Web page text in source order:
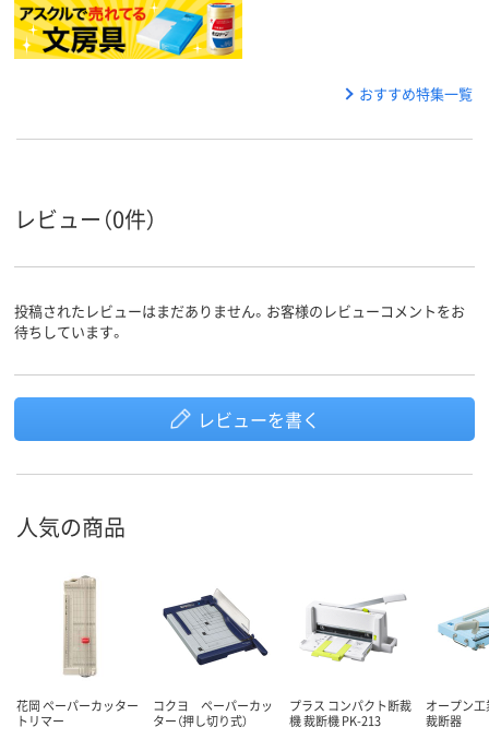
おすすめ特集一覧
レビュー（0件）
投稿されたレビューはまだありません。お客様のレビューコメントをお
待ちしています。
レビューを書く
人気の商品
花岡 ペーパーカッター
トリマー
コクヨ ペーパーカッ
ター（押し切り式）
プラス コンパクト断裁
機 裁断機 PK-213
オープン
裁断器